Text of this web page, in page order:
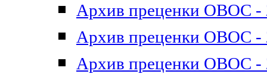
Архив преценки ОВОС -
Архив преценки ОВОС -
Архив преценки ОВОС -